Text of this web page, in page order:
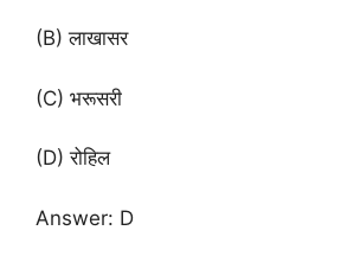
(B) लाखासर
(C) भरूसरी
(D) रोहिल
Answer: D